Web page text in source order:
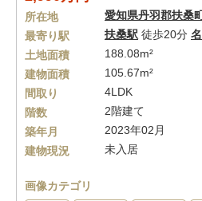
所在地 愛知県丹羽郡扶桑
最寄り駅
扶桑駅 徒歩20分
土地面積
188.08m²
建物面積
105.67m²
間取り
4LDK
階数
2階建て
築年月
2023年02月
建物現況
未入居
画像カテゴリ